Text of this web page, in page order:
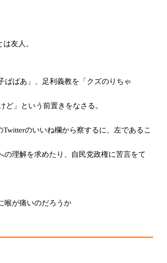
友人。
ばばあ」、足利義教を「クズのりちゃ
」という前置きをなさる。
のいいね欄から察するに、左であるこ
理解を求めたり、自民党政権に苦言をて
喉が痛いのだろうか